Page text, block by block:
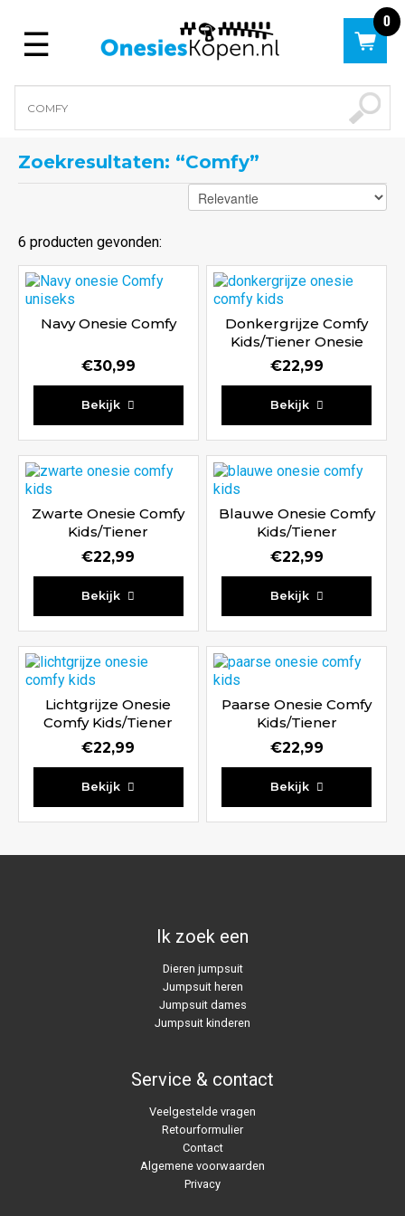
Menu
0
Zoekresultaten: “comfy”
6 producten gevonden:
Navy Onesie Comfy
€30,99
Bekijk
Donkergrijze Comfy
Kids/Tiener Onesie
€22,99
Bekijk
Zwarte Onesie Comfy
Kids/Tiener
€22,99
Bekijk
Blauwe Onesie Comfy
Kids/Tiener
€22,99
Bekijk
Lichtgrijze Onesie
Comfy Kids/Tiener
€22,99
Bekijk
Paarse Onesie Comfy
Kids/Tiener
€22,99
Bekijk
Ik zoek een
Dieren jumpsuit
Jumpsuit heren
Jumpsuit dames
Jumpsuit kinderen
Service & contact
Veelgestelde vragen
Retourformulier
Contact
Algemene voorwaarden
Privacy